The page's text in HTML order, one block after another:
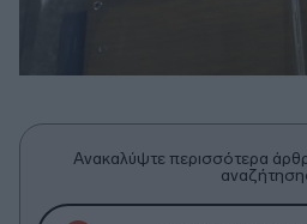
Ανακαλύψτε περισσότερα